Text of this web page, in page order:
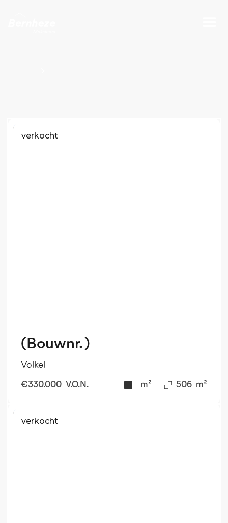
verkocht
(Bouwnr. )
Volkel
€330.000 V.O.N. m² 506 m²
verkocht